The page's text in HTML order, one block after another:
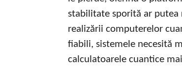
stabilitate sporită ar putea
realizării computerelor
fiabili, sistemele necesită
calculatoarele cuantice